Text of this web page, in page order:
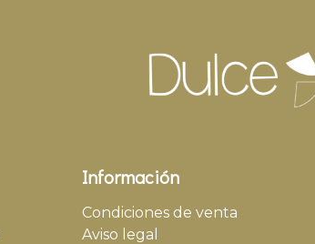
Información
Condiciones de venta
Aviso legal